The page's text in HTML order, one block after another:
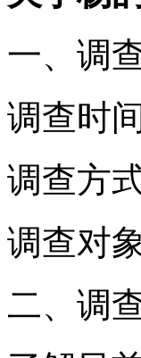
一、调
调查时
调查方
调查对
二、调